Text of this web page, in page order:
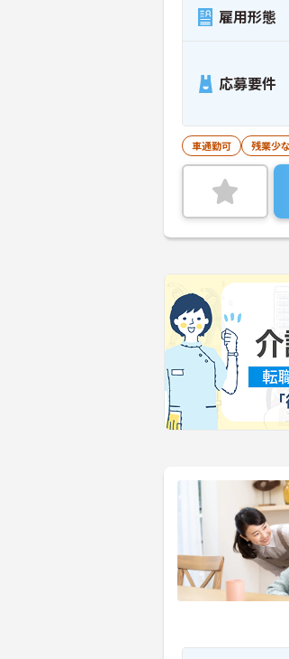
雇用形態
応募要件
車通勤可 残業少